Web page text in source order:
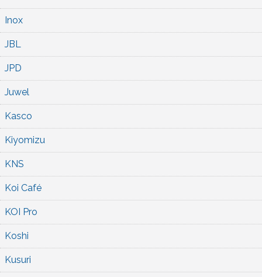
Inox
JBL
JPD
Juwel
Kasco
Kiyomizu
KNS
Koi Café
KOI Pro
Koshi
Kusuri